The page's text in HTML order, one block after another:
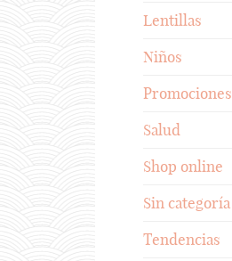
Lentillas
Niños
Promociones
Salud
Shop online
Sin categoría
Tendencias